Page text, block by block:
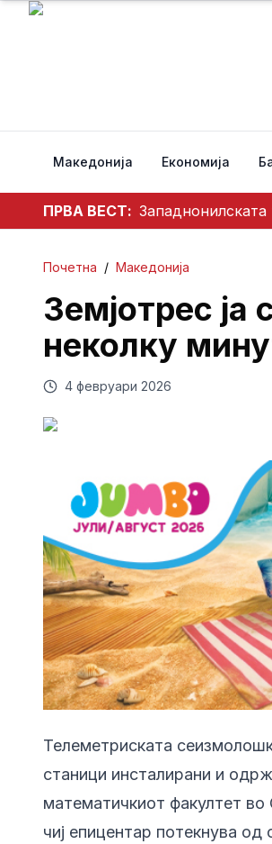
Македонија Економија
ПРВА ВЕСТ:
Почетна / Македонија
Земјотрес ја
неколку
4 февруари 2026
Телеметриската
станици инсталирани и
математичкиот факултет во
чиј епицентар потекнува од